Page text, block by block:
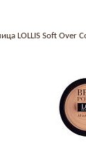
LOLLIS Soft Over